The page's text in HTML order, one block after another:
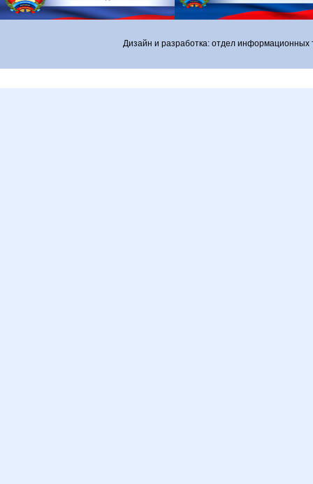
Дизайн и разработка: отдел информационных